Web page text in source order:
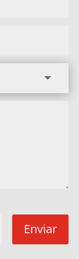
Enviar